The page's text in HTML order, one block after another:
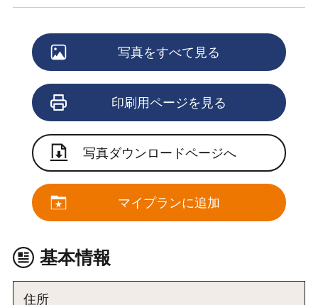
写真をすべて見る
印刷用ページを見る
写真ダウンロードページへ
マイプランに追加
基本情報
住所